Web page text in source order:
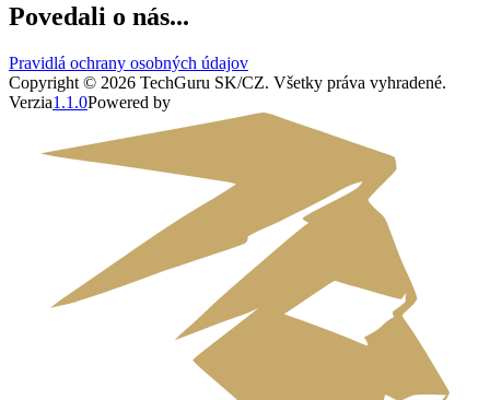
Povedali o nás...
Pravidlá ochrany osobných údajov
Copyright © 2026 TechGuru SK/CZ. Všetky práva vyhradené.
Verzia1.1.0Powered by